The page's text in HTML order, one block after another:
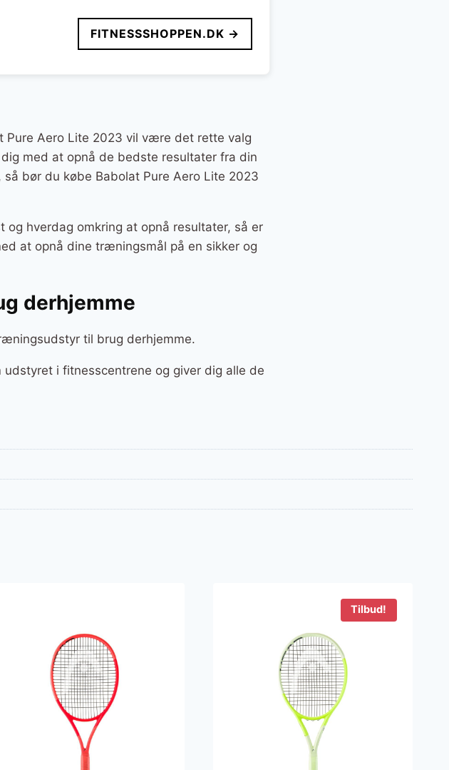
FITNESSSHOPPEN.DK →
Aero Lite 2023 vil være det rette valg
med at opnå de bedste resultater fra din
bør du købe Babolat Pure Aero Lite 2023
hverdag omkring at opnå resultater, så er
at opnå dine træningsmål på en sikker og
derhjemme
til brug derhjemme.
i fitnesscentrene og giver dig alle de
Tilbud!